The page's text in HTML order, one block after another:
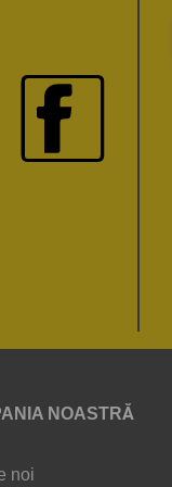
NOASTRĂ
noi